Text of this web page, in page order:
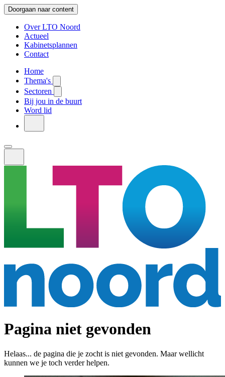
Doorgaan naar content
Over LTO Noord
Actueel
Kabinetsplannen
Contact
Home
Thema's
Sectoren
Bij jou in de buurt
Word lid
Pagina niet gevonden
Helaas... de pagina die je zocht is niet gevonden. Maar wellicht
kunnen we je toch verder helpen.